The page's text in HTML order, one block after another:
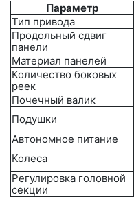
Параметр
Тип привода
Продольный сдвиг
панели
Материал панелей
Количество боковых
реек
Почечный валик
Подушки
Автономное питание
Колеса
Регулировка головной
секции